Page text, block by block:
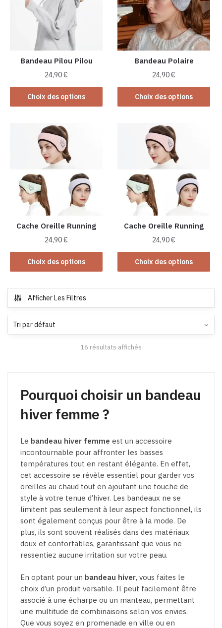
peuvent
être
choisies
sur
la
page
produit
Bandeau Pilou Pilou
24,90€
Choix des options
Ce
produit
plusieurs
variations.
Les
options
peuvent
être
choisies
sur
la
page
produit
Bandeau Polaire
24,90€
Choix des options
Ce
produit
plusieurs
variations.
Les
options
peuvent
être
choisies
sur
la
page
produit
Cache Oreille Running
24,90€
Choix des options
Ce
produit
plusieurs
variations.
Les
page
du
Cache Oreille Running
24,90€
Choix des options
Ce
produit
variations.
Les
page
Afficher Les Filtres
16 résultats affichés
Pourquoi choisir un bandeau
hiver femme ?
Le bandeau hiver femme est un accessoire
incontournable pour affronter les basses
températures tout en restant élégante. En effet,
cet accessoire se révèle essentiel pour garder vos
oreilles au chaud tout en ajoutant une touche de
style à votre tenue d’hiver. Les bandeaux ne se
limitent pas seulement à leur aspect fonctionnel, ils
sont également conçus pour être à la mode. De
plus, ils sont souvent réalisés dans des matériaux
doux et confortables, garantissant que vous ne
ressentiez aucune irritation sur votre peau.
En optant pour un bandeau hiver, vous faites le
choix d’un produit versatile. Il peut facilement être
associé à une écharpe ou un manteau, permettant
une multitude de combinaisons selon vos envies.
Que vous soyez en promenade en ville ou en